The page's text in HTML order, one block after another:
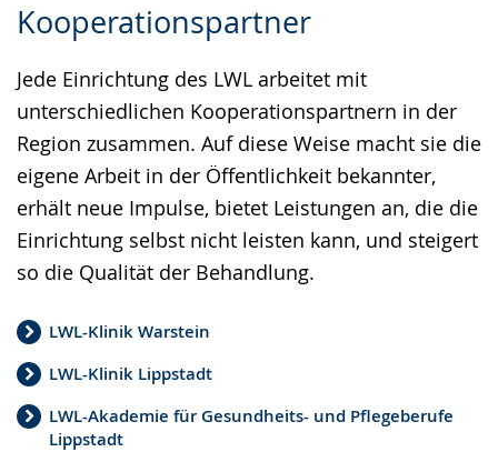
Kooperationspartner
Jede Einrichtung des LWL arbeitet mit
unterschiedlichen Kooperationspartnern in der
Region zusammen. Auf diese Weise macht sie die
eigene Arbeit in der Öffentlichkeit bekannter,
erhält neue Impulse, bietet Leistungen an, die die
Einrichtung selbst nicht leisten kann, und steigert
so die Qualität der Behandlung.
LWL-Klinik Warstein
LWL-Klinik Lippstadt
LWL-Akademie für Gesundheits- und Pflegeberufe
Lippstadt
Leichten
wechseln.
Audio-
Video
Deutscher
Gebärdensprache
wird
angezeigt.